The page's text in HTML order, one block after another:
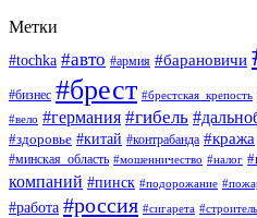
Метки
#tochka #авто #армия #барановичи
#бизнес #брест #брестская_крепость
#вело #германия #гибель
#здоровье #китай #контрабанда #кража
#минская_область #мошенничество #налог
компаний #пинск #подорожание
#работа #россия #сигарета